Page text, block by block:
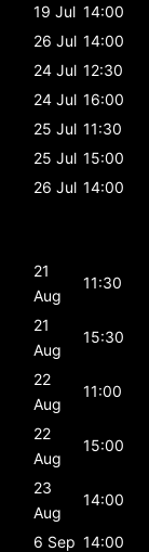
19 Jul 14:00
26 Jul 14:00
24 Jul 12:30
24 Jul 16:00
25 Jul 11:30
25 Jul 15:00
26 Jul 14:00
21
Aug
11:30
21
Aug
15:30
22
Aug
11:00
22
Aug
15:00
23
Aug
14:00
6 Sep 14:00